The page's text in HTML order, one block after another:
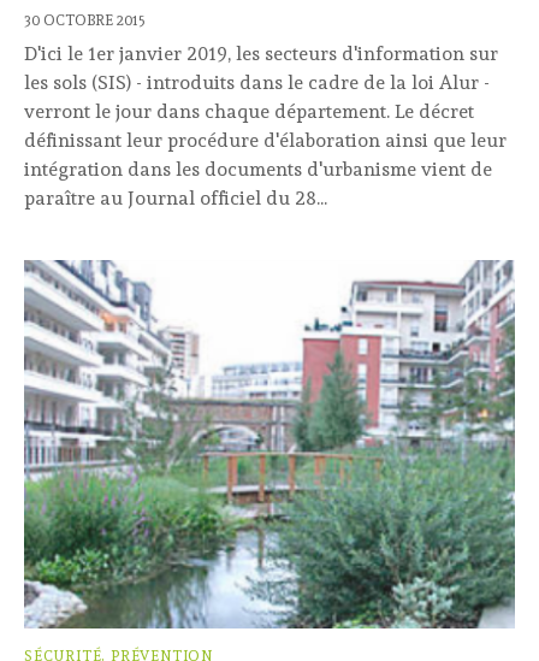
30 OCTOBRE 2015
D'ici le 1er janvier 2019, les secteurs d'information sur
les sols (SIS) - introduits dans le cadre de la loi Alur -
verront le jour dans chaque département. Le décret
définissant leur procédure d'élaboration ainsi que leur
intégration dans les documents d'urbanisme vient de
paraître au Journal officiel du 28...
SÉCURITÉ, PRÉVENTION